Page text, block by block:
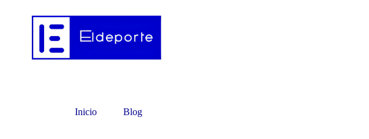
Inicio Blog